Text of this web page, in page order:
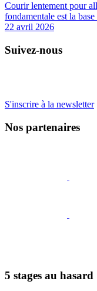
Courir lentement pour
fondamentale est la
22 avril 2026
Suivez-nous
S'inscrire à la newsletter
Nos partenaires
5 stages au hasard